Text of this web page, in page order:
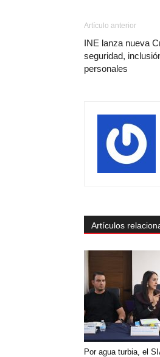
Artículo anterior
INE lanza nueva
seguridad,
personales
Artículos
Por agua turbia, el